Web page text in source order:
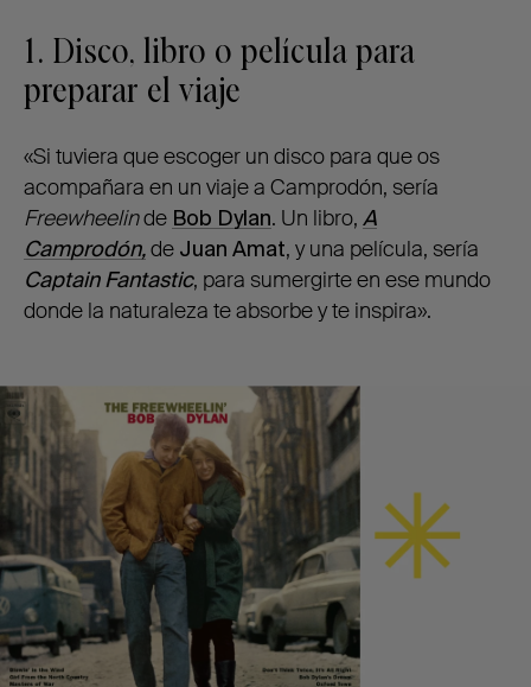
1. Disco, libro o película para
preparar el viaje
«Si tuviera que escoger un disco para que os
acompañara en un viaje a Camprodón, sería
Freewheelinde Bob Dylan. Un libro, A
Camprodón,de Juan Amat, y una película, sería
Captain Fantastic, para sumergirte en ese mundo
donde la naturaleza te absorbe y te inspira».